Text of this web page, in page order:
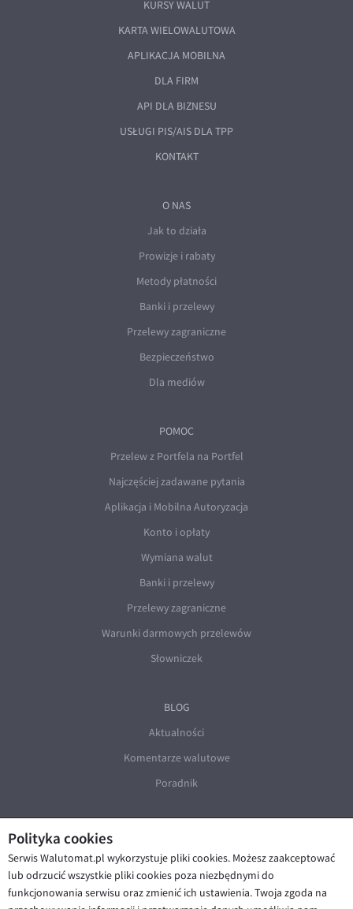
Polityka cookies
Serwis Walutomat.pl wykorzystuje pliki cookies. Możesz zaakceptować
lub odrzucić wszystkie pliki cookies poza niezbędnymi do
funkcjonowania serwisu oraz zmienić ich ustawienia. Twoja zgoda na
KURSY WALUT
KARTA WIELOWALUTOWA
APLIKACJA MOBILNA
DLA FIRM
API DLA BIZNESU
USŁUGI PIS/AIS DLA TPP
KONTAKT
O NAS
Jak to działa
Prowizje i rabaty
Metody płatności
Banki i przelewy
Przelewy zagraniczne
Bezpieczeństwo
Dla mediów
POMOC
Przelew z Portfela na Portfel
Najczęściej zadawane pytania
Aplikacja i Mobilna Autoryzacja
Konto i opłaty
Wymiana walut
Banki i przelewy
Przelewy zagraniczne
Warunki darmowych przelewów
Słowniczek
BLOG
Aktualności
Komentarze walutowe
Poradnik
© Walutomat 2026 | Regulaminy
|